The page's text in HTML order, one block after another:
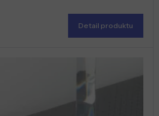
Detail produktu